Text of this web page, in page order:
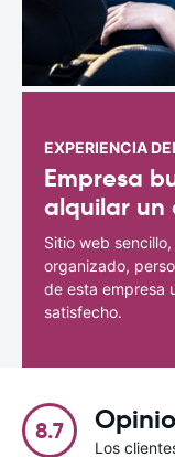
EXPERIENCIA
Empresa
alquilar un
Sitio web
organizado,
de esta empresa
satisfecho.
8.7
Los